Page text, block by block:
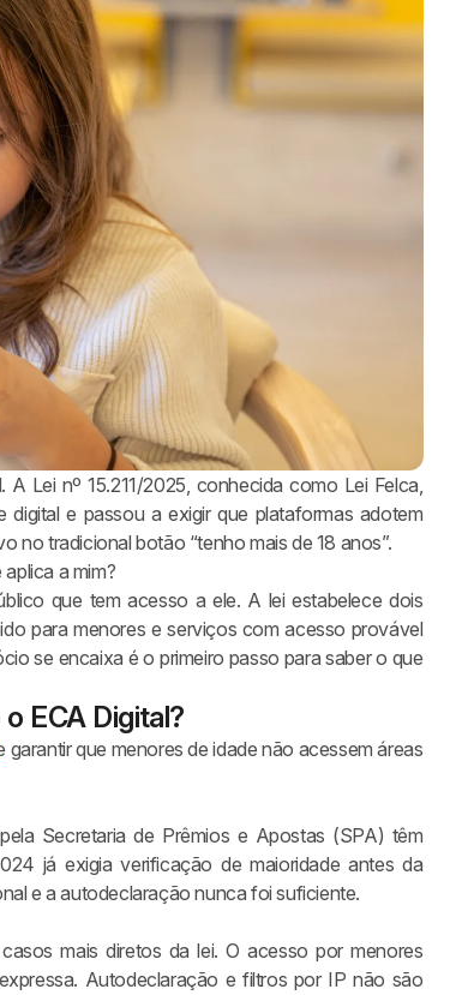
Lei nº 15.211/2025, conhecida como Lei Felca,
e passou a exigir que plataformas adotem
no tradicional botão “tenho mais de 18 anos”.
a mim?
que tem acesso a ele. A lei estabelece dois
para menores e serviços com acesso provável
se encaixa é o primeiro passo para saber o que
ECA Digital?
garantir que menores de idade não acessem áreas
Secretaria de Prêmios e Apostas (SPA) têm
já exigia verificação de maioridade antes da
e a autodeclaração nunca foi suficiente.
mais diretos da lei. O acesso por menores
Autodeclaração e filtros por IP não são